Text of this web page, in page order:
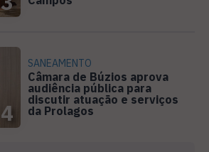
4
SANEAMENTO
Câmara de Búzios aprova
audiência pública para
discutir atuação e serviços
da Prolagos